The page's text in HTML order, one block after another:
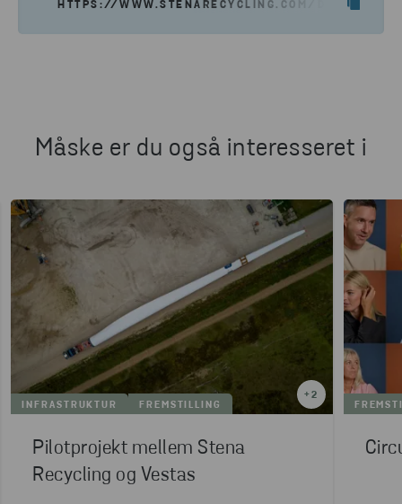
HTTPS://WWW.STENARECYCLING.COM/DA/
Måske er du også interesseret i
+2
INFRASTRUKTUR
FREMSTILLING
Pilotprojekt mellem Stena
Recycling og Vestas